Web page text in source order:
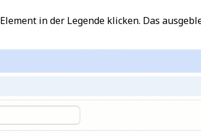
in der Legende klicken. Das